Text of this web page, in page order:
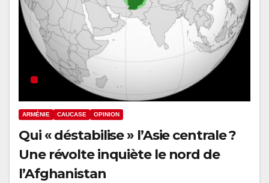
ARMÉNIE CAUCASE OPINION
Qui « déstabilise » l’Asie centrale ?
Une révolte inquiète le nord de
l’Afghanistan